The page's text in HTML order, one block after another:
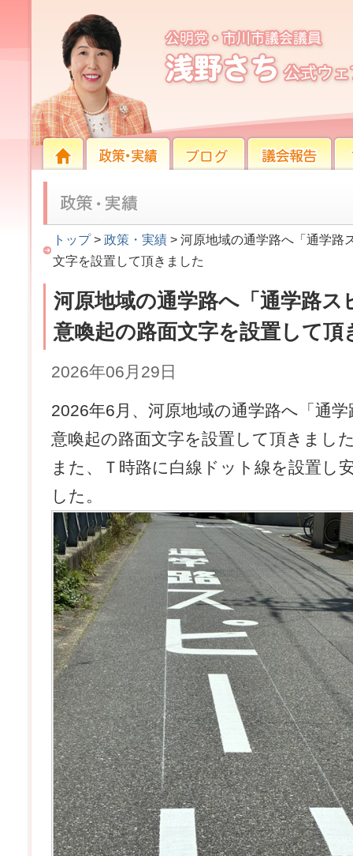
河原地域の通学路へ「通学路スピード注意」の注
トップ> 政策・実績 > 河原地域の通学路へ「通学路
文字を設置して頂きました
河原地域の通学路へ「通学路ス
意喚起の路面文字を設置して頂
2026年06月29日
2026年6月、河原地域の通学路へ「通
意喚起の路面文字を設置して頂きまし
また、Ｔ時路に白線ドット線を設置し
した。
HOME
HOME